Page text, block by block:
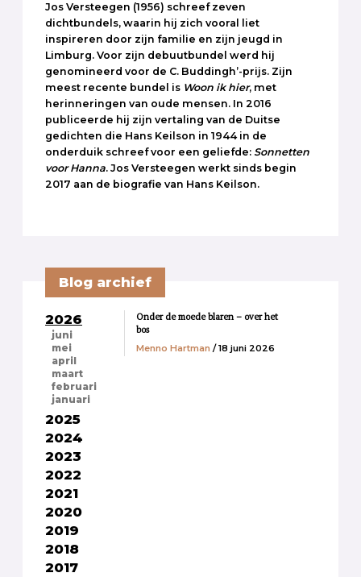
Jos Versteegen (1956) schreef zeven
dichtbundels, waarin hij zich vooral liet
inspireren door zijn familie en zijn jeugd in
Limburg. Voor zijn debuutbundel werd hij
genomineerd voor de C. Buddingh’-prijs. Zijn
meest recente bundel is Woon ik hier, met
herinneringen van oude mensen. In 2016
publiceerde hij zijn vertaling van de Duitse
gedichten die Hans Keilson in 1944 in de
onderduik schreef voor een geliefde: Sonnetten
voor Hanna. Jos Versteegen werkt sinds begin
2017 aan de biografie van Hans Keilson.
Blog archief
2026
juni
mei
april
maart
februari
januari
2025
2024
2023
2022
2021
2020
2019
2018
2017
Onder de moede blaren – over het
bos
Menno Hartman / 18 juni 2026